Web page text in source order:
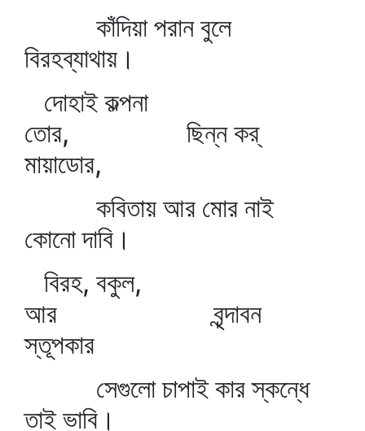
কাঁদিয়া পরান বুলে
বিরহব্যাথায়।
দোহাই কল্পনা
তোর, ছিন্ন কর্‌
মায়াডোর,
কবিতায় আর মোর নাই
কোনো দাবি।
বিরহ, বকুল,
আর বৃন্দাবন
স্তূপকার
সেগুলো চাপাই কার স্কন্ধে
তাই ভাবি।